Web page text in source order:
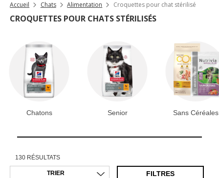
Accueil Chats Alimentation Croquettes pour chat stérilisé
CROQUETTES POUR CHATS STÉRILISÉS
Chatons Senior Sans Céréales
130 RÉSULTATS
FILTRES